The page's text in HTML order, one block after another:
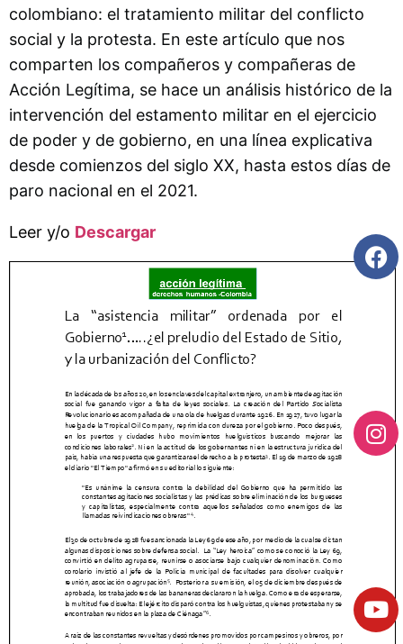
colombiano: el tratamiento militar del conflicto
social y la protesta. En este artículo que nos
comparten los compañeros y compañeras de
Acción Legítima, se hace un análisis histórico de la
intervención del estamento militar en el ejercicio
de poder y de gobierno, en una línea explicativa
desde comienzos del siglo XX, hasta estos días de
paro nacional en el 2021.
Leer y/o Descargar